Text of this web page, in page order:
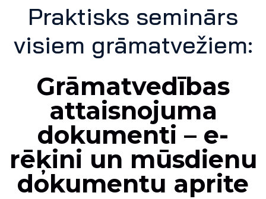
Praktisks seminārs
visiem grāmatvežiem:
Grāmatvedības
attaisnojuma
dokumenti – e-
rēķini un mūsdienu
dokumentu aprite